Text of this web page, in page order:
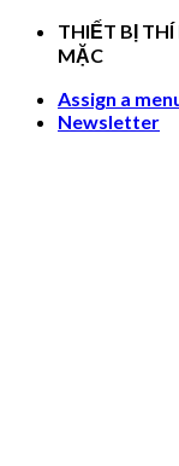
Skip
THIẾT BỊ
MẶC
Assign a
Newsletter